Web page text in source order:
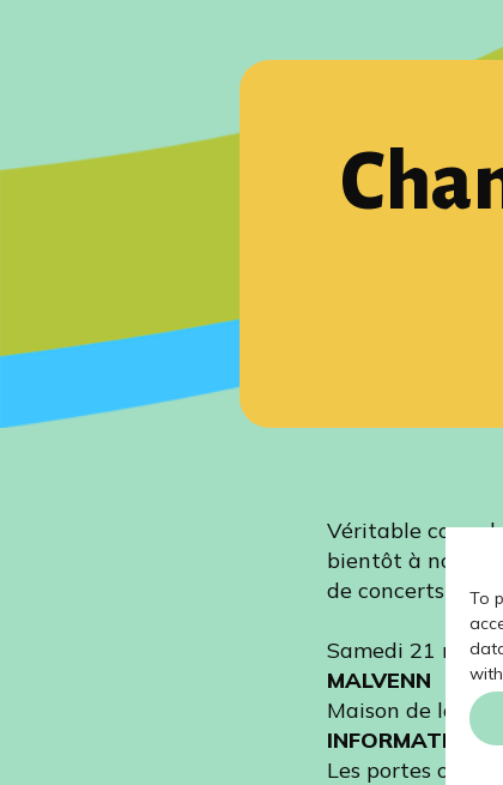
To
Véritable coup
bientôt à
de concerts
Samedi 21 mars,
MALVENN
Maison de la
Les portes